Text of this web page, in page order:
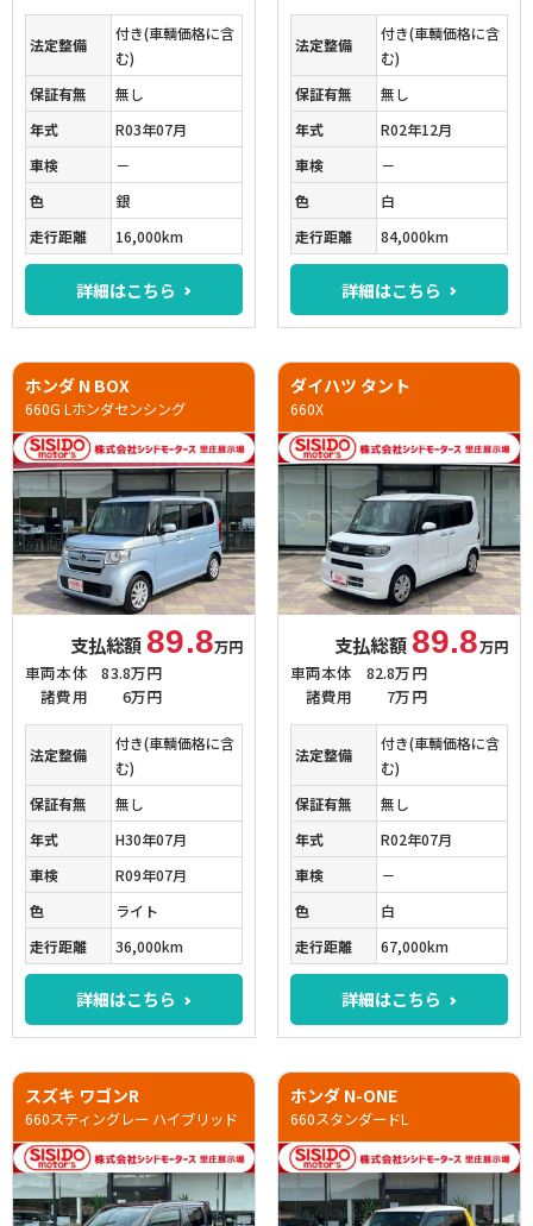
法定整備
付き(車輌価格に含
む)
保証有無
無し
年式
R03年07月
車検
－
色
銀
走行距離
16,000km
詳細はこちら
法定整備
付き(車輌価格に含
む)
保証有無
無し
年式
R02年12月
車検
－
色
白
走行距離
84,000km
詳細はこちら
ホンダ N BOX
660G Lホンダセンシング
支払総額 89.8万円
車両本体
83.8万円
諸費用
6万円
法定整備
付き(車輌価格に含
む)
保証有無
無し
年式
H30年07月
車検
R09年07月
色
ライト
走行距離
36,000km
詳細はこちら
ダイハツ タント
660X
支払総額 89.8万円
車両本体
82.8万円
諸費用
7万円
法定整備
付き(車輌価格に含
む)
保証有無
無し
年式
R02年07月
車検
－
色
白
走行距離
67,000km
詳細はこちら
スズキ ワゴンR
660スティングレー ハイブリッド
ホンダ N-ONE
660スタンダードL